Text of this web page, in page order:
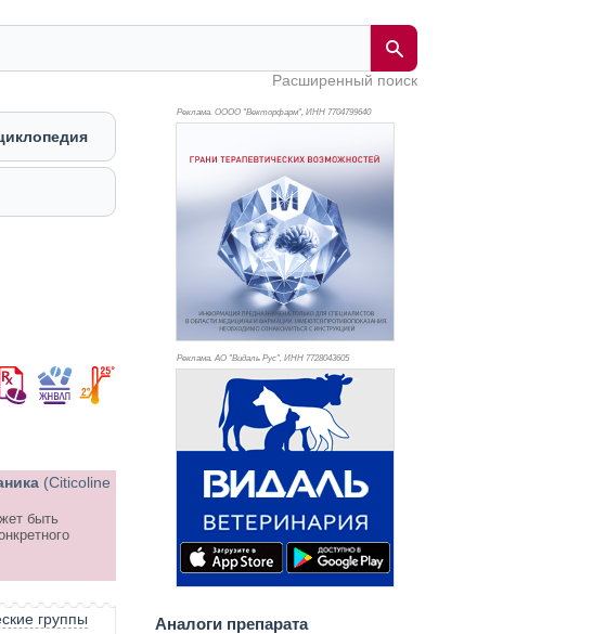
Расширенный поиск
(Citicoline
быть
группы
Реклама. ОООО "Векторфарм", ИНН 7704799640
Реклама. АО "Видаль Рус", ИНН 7728043605
Аналоги препарата